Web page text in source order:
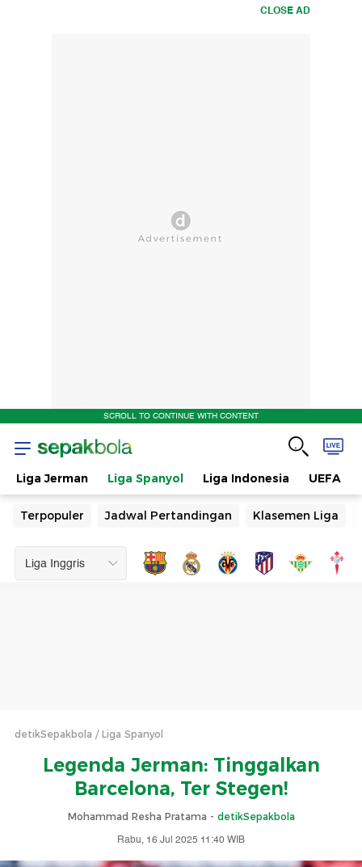
CLOSE AD
SCROLL TO CONTINUE WITH CONTENT
Liga Jerman Liga Spanyol Liga Indonesia UEFA
Terpopuler Jadwal Pertandingan Klasemen Liga
detikSepakbola Liga Spanyol
Legenda Jerman: Tinggalkan
Barcelona, Ter Stegen!
Mohammad Resha Pratama - detikSepakbola
Rabu, 16 Jul 2025 11:40 WIB